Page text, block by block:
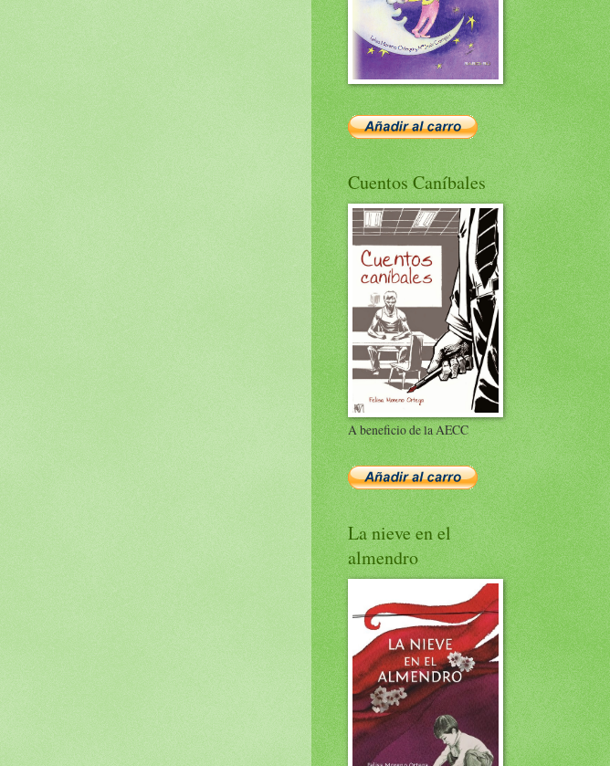
Cuentos Caníbales
A beneficio de la AECC
La nieve en el
almendro